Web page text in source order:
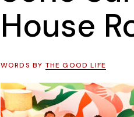
House
WORDS BY THE GOOD LIFE